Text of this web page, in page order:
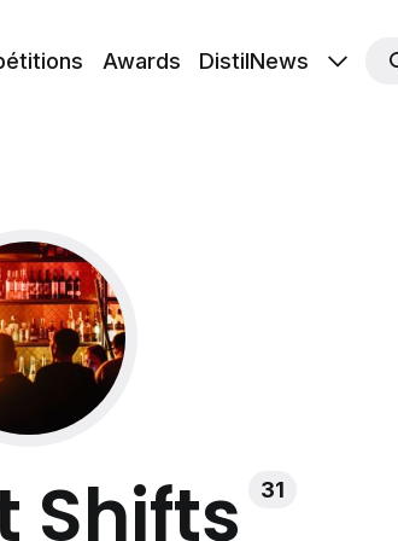
Awards DistilNews
Shifts 31